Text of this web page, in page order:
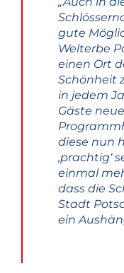
gute
Welterbe
einen Ort
Schönheit
in jedem
Gäste neue
diese nun
‚prachtig‘
einmal
dass die
Stadt
ein